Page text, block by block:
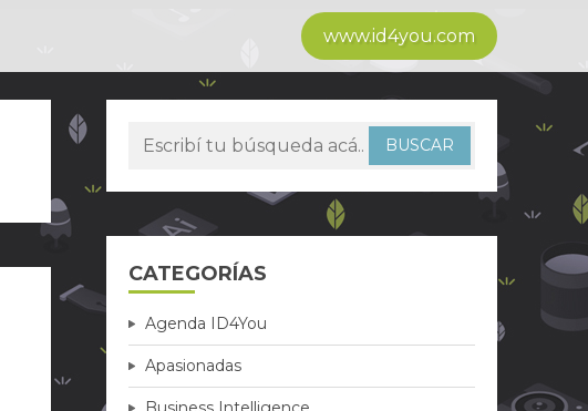
www.id4you.com
CATEGORÍAS
Agenda ID4You
Apasionadas